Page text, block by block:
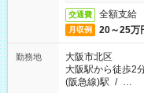
交通費 全額支給
月収例 20～25万
勤務地
大阪市北区
大阪駅から徒歩2
(阪急線)駅 / …